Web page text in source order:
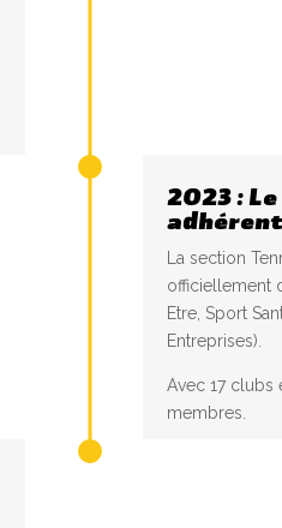
2023 :
La section
officiellement
Etre, Sport
Entreprises).
Avec 17 clubs
membres.